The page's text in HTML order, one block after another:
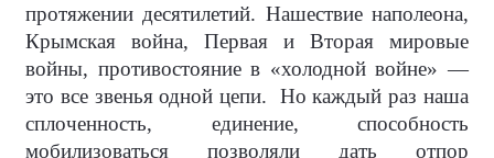
протяжении десятилетий. Нашествие наполеона,
Крымская война, Первая и Вторая мировые
войны, противостояние в «холодной войне» —
это все звенья одной цепи.
Но каждый раз наша
сплоченность, единение, способность
мобилизоваться позволяли дать отпор